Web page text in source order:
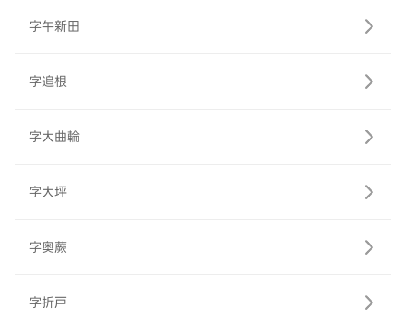
字午新田
字追根
字大曲輪
字大坪
字奥蕨
字折戸